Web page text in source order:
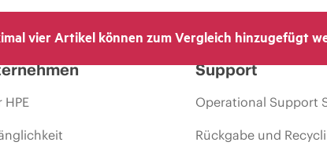
vier Artikel können zum Vergleich hinzugefügt
HPE
Support
Operational Support
Rückgabe und